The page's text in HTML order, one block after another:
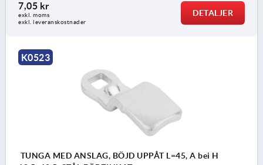
7,05 kr
exkl. moms
exkl. leveranskostnader
DETALJER
K0523
TUNGA MED ANSLAG, BÖJD UPPÅT L=45, A bei H